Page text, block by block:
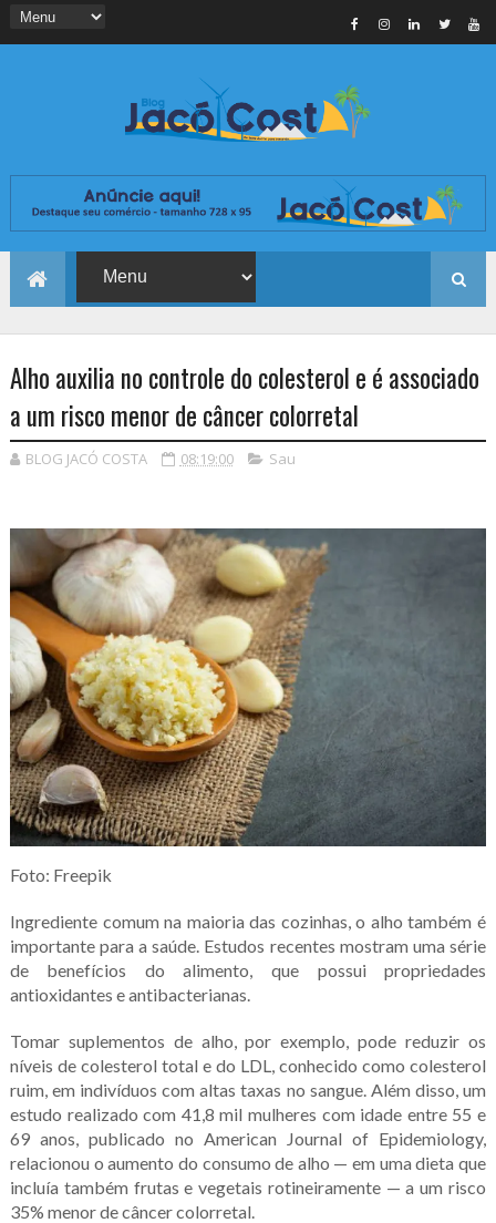
Alho auxilia no controle do colesterol e é associado
a um risco menor de câncer colorretal
BLOG JACÓ COSTA 08:19:00 Sau
Foto: Freepik
Ingrediente comum na maioria das cozinhas, o alho também é
importante para a saúde. Estudos recentes mostram uma série
de benefícios do alimento, que possui propriedades
antioxidantes e antibacterianas.
Tomar suplementos de alho, por exemplo, pode reduzir os
níveis de colesterol total e do LDL, conhecido como colesterol
ruim, em indivíduos com altas taxas no sangue. Além disso, um
estudo realizado com 41,8 mil mulheres com idade entre 55 e
69 anos, publicado no American Journal of Epidemiology,
relacionou o aumento do consumo de alho — em uma dieta que
incluía também frutas e vegetais rotineiramente — a um risco
35% menor de câncer colorretal.